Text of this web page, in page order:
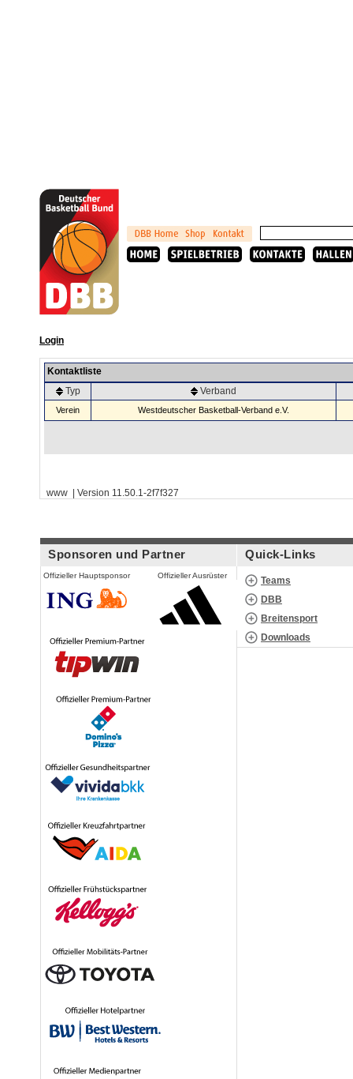
Login
Kontaktliste
Typ
Verband
Verein Westdeutscher Basketball-Verband e.V.
www | Version 11.50.1-2f7f327
Sponsoren und Partner
Offizieller Hauptsponsor Offizieller Ausrüster
Quick-Links
Teams
DBB
Breitensport
Downloads